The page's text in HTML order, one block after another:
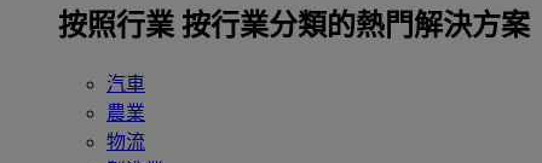
按照行業 按行業分類的熱門解決方案
汽車
農業
物流